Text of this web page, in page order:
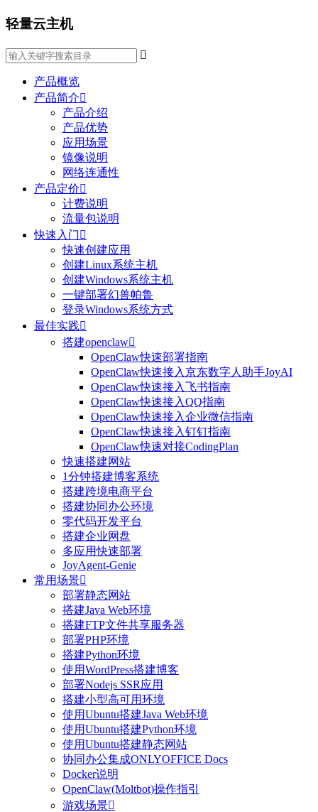
轻量云主机

产品概览
产品简介
产品介绍
产品优势
应用场景
镜像说明
网络连通性
产品定价
计费说明
流量包说明
快速入门 
快速创建应用
创建Linux系统主机
创建Windows系统主机
一键部署幻兽帕鲁
登录Windows系统方式
最佳实践
搭建openclaw
OpenClaw快速部署指南
OpenClaw快速接入京东数字人助手JoyAI
OpenClaw快速接入飞书指南
OpenClaw快速接入QQ指南
OpenClaw快速接入企业微信指南
OpenClaw快速接入钉钉指南
OpenClaw快速对接CodingPlan
快速搭建网站
1分钟搭建博客系统
搭建跨境电商平台
搭建协同办公环境
零代码开发平台
搭建企业网盘
多应用快速部署
JoyAgent-Genie
常用场景
部署静态网站
搭建Java Web环境
搭建FTP文件共享服务器
部署PHP环境
搭建Python环境
使用WordPress搭建博客
部署Nodejs SSR应用
搭建小型高可用环境
使用Ubuntu搭建Java Web环境
使用Ubuntu搭建Python环境
使用Ubuntu搭建静态网站
协同办公集成ONLYOFFICE Docs
Docker说明
OpenClaw(Moltbot)操作指引
游戏场景